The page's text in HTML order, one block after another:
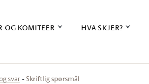
OG KOMITEER HVA SKJER?
svar Skriftlig spørsmål